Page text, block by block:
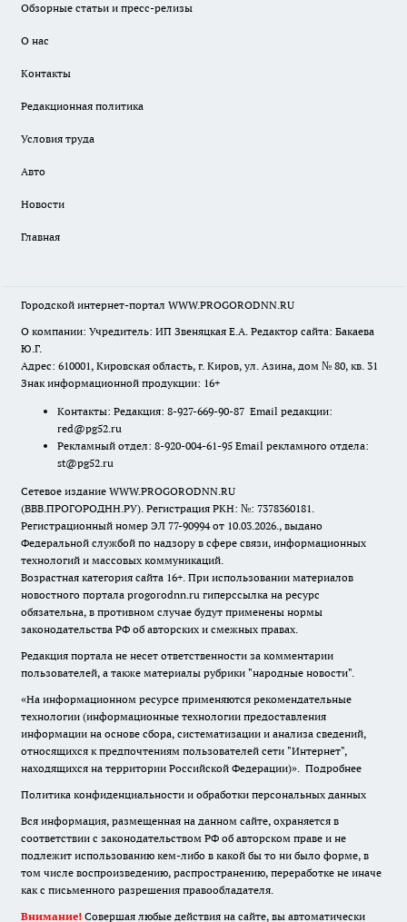
Обзорные статьи и пресс-релизы
О нас
Контакты
Редакционная политика
Условия труда
Авто
Новости
Главная
Городской интернет-портал WWW.PROGORODNN.RU
О компании: Учредитель: ИП Звеняцкая Е.А. Редактор сайта: Бакаева
Ю.Г.
Адрес: 610001, Кировская область, г. Киров, ул. Азина, дом № 80, кв. 31
Знак информационной продукции: 16+
Контакты: Редакция: 8-927-669-90-87 Email редакции:
red@pg52.ru
Рекламный отдел: 8-920-004-61-95 Email рекламного отдела:
st@pg52.ru
Сетевое издание WWW.PROGORODNN.RU
(ВВВ.ПРОГОРОДНН.РУ). Регистрация РКН: №: 7378360181.
Регистрационный номер ЭЛ 77-90994 от 10.03.2026., выдано
Федеральной службой по надзору в сфере связи, информационных
технологий и массовых коммуникаций.
Возрастная категория сайта 16+. При использовании материалов
новостного портала progorodnn.ru гиперссылка на ресурс
обязательна, в противном случае будут применены нормы
законодательства РФ об авторских и смежных правах.
Редакция портала не несет ответственности за комментарии
пользователей, а также материалы рубрики "народные новости".
«На информационном ресурсе применяются рекомендательные
технологии (информационные технологии предоставления
информации на основе сбора, систематизации и анализа сведений,
относящихся к предпочтениям пользователей сети "Интернет",
находящихся на территории Российской Федерации)». Подробнее
Политика конфиденциальности и обработки персональных данных
Вся информация, размещенная на данном сайте, охраняется в
соответствии с законодательством РФ об авторском праве и не
подлежит использованию кем-либо в какой бы то ни было форме, в
том числе воспроизведению, распространению, переработке не иначе
как с письменного разрешения правообладателя.
Внимание! Совершая любые действия на сайте, вы автоматически